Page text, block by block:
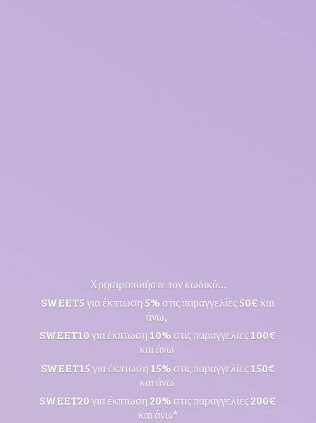
Χρησιμοποιήστε τον κωδικό...
SWEET5 για έκπτωση 5% στις παραγγελίες 50€ και
άνω,
SWEET10 για έκπτωση 10% στις παραγγελίες 100€
και άνω
SWEET15 για έκπτωση 15% στις παραγγελίες 150€
και άνω
SWEET20 για έκπτωση 20% στις παραγγελίες 200€
και άνω*